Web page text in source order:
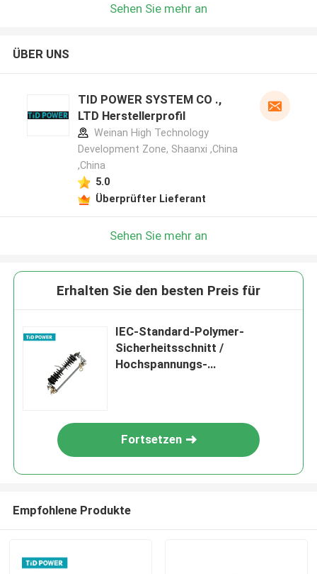
Sehen Sie mehr an
ÜBER UNS
TID POWER SYSTEM CO .,
LTD Herstellerprofil
Weinan High Technology
Development Zone, Shaanxi ,China
,China
5.0
Überprüfter Lieferant
Sehen Sie mehr an
Erhalten Sie den besten Preis für
IEC-Standard-Polymer-
Sicherheitsschnitt /
Hochspannungs-
Fortsetzen
Empfohlene Produkte